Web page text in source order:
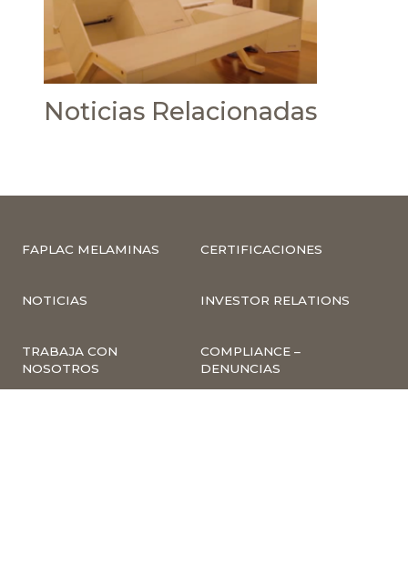
Noticias Relacionadas
FAPLAC MELAMINAS CERTIFICACIONES
NOTICIAS INVESTOR RELATIONS
TRABAJA CON
NOSOTROS
COMPLIANCE –
DENUNCIAS